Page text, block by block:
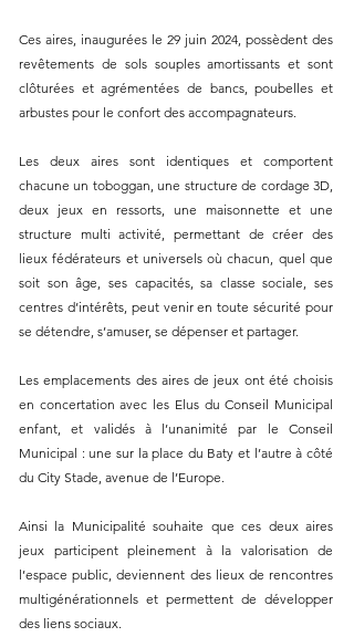
Ces aires, inaugurées le 29 juin 2024, possèdent des
revêtements de sols souples amortissants et sont
clôturées et agrémentées de bancs, poubelles et
arbustes pour le confort des accompagnateurs.
Les deux aires sont identiques et comportent
chacune un toboggan, une structure de cordage 3D,
deux jeux en ressorts, une maisonnette et une
structure multi activité, permettant de créer des
lieux fédérateurs et universels où chacun, quel que
soit son âge, ses capacités, sa classe sociale, ses
centres d’intérêts, peut venir en toute sécurité pour
se détendre, s’amuser, se dépenser et partager.
Les emplacements des aires de jeux ont été choisis
en concertation avec les Elus du Conseil Municipal
enfant, et validés à l’unanimité par le Conseil
Municipal : une sur la place du Baty et l’autre à côté
du City Stade, avenue de l’Europe.
Ainsi la Municipalité souhaite que ces deux aires
jeux participent pleinement à la valorisation de
l’espace public, deviennent des lieux de rencontres
multigénérationnels et permettent de développer
des liens sociaux.